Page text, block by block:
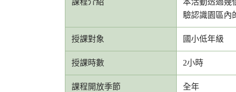
課程介紹
本活動透過幾
驗認識園區內
授課對象 國小低年級
授課時數 2小時
課程開放季節 全年